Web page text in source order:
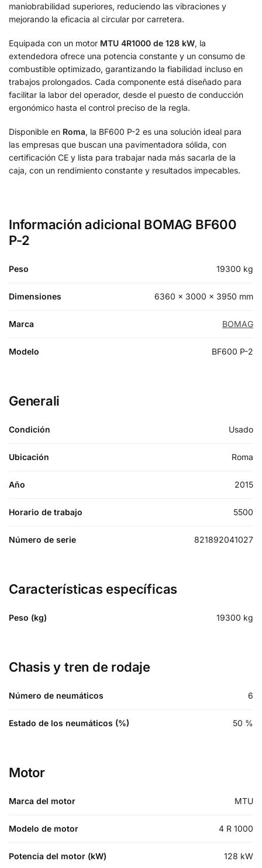
maniobrabilidad superiores, reduciendo las vibraciones y
mejorando la eficacia al circular por carretera.
Equipada con un motor MTU 4R1000 de 128 kW, la
extendedora ofrece una potencia constante y un consumo de
combustible optimizado, garantizando la fiabilidad incluso en
trabajos prolongados. Cada componente está diseñado para
facilitar la labor del operador, desde el puesto de conducción
ergonómico hasta el control preciso de la regla.
Disponible en Roma, la BF600 P-2 es una solución ideal para
las empresas que buscan una pavimentadora sólida, con
certificación CE y lista para trabajar nada más sacarla de la
caja, con un rendimiento constante y resultados impecables.
Información adicional BOMAG BF600
P-2
Peso 19300 kg
Dimensiones 6360 × 3000 × 3950 mm
Marca BOMAG
Modelo BF600 P-2
Generali
Condición Usado
Ubicación Roma
Año 2015
Horario de trabajo 5500
Número de serie 821892041027
Características específicas
Peso (kg) 19300 kg
Chasis y tren de rodaje
Número de neumáticos 6
Estado de los neumáticos (%) 50 %
Motor
Marca del motor MTU
Modelo de motor 4 R 1000
Potencia del motor (kW) 128 kW